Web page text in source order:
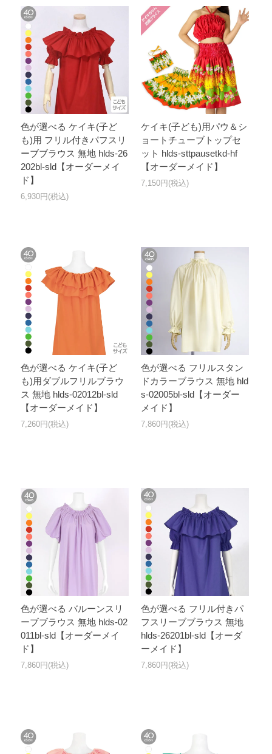
色が選べる ケイキ(子ど
も)用 フリル付きパフスリ
ーブブラウス 無地 hlds-26
202bl-sld【オーダーメイ
ド】
6,930円(税込)
ケイキ(子ども)用パウ＆シ
ョートチューブトップセ
ット hlds-sttpausetkd-hf
【オーダーメイド】
7,150円(税込)
色が選べる ケイキ(子ど
も)用ダブルフリルブラウ
ス 無地 hlds-02012bl-sld
【オーダーメイド】
7,260円(税込)
色が選べる フリルスタン
ドカラーブラウス 無地 hld
s-02005bl-sld【オーダー
メイド】
7,860円(税込)
色が選べる バルーンスリ
ーブブラウス 無地 hlds-02
011bl-sld【オーダーメイ
ド】
7,860円(税込)
色が選べる フリル付きパ
フスリーブブラウス 無地
hlds-26201bl-sld【オーダ
ーメイド】
7,860円(税込)